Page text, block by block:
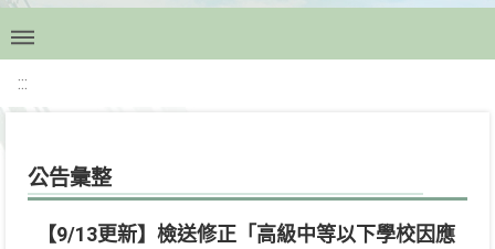
:::
公告彙整
【9/13更新】檢送修正「高級中等以下學校因應